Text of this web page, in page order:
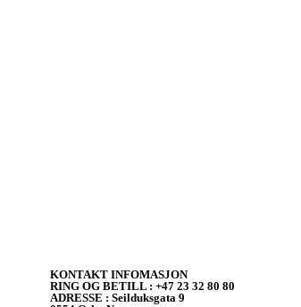
KONTAKT INFOMASJON
RING OG BETILL : +47 23 32 80 80
ADRESSE : Seilduksgata 9